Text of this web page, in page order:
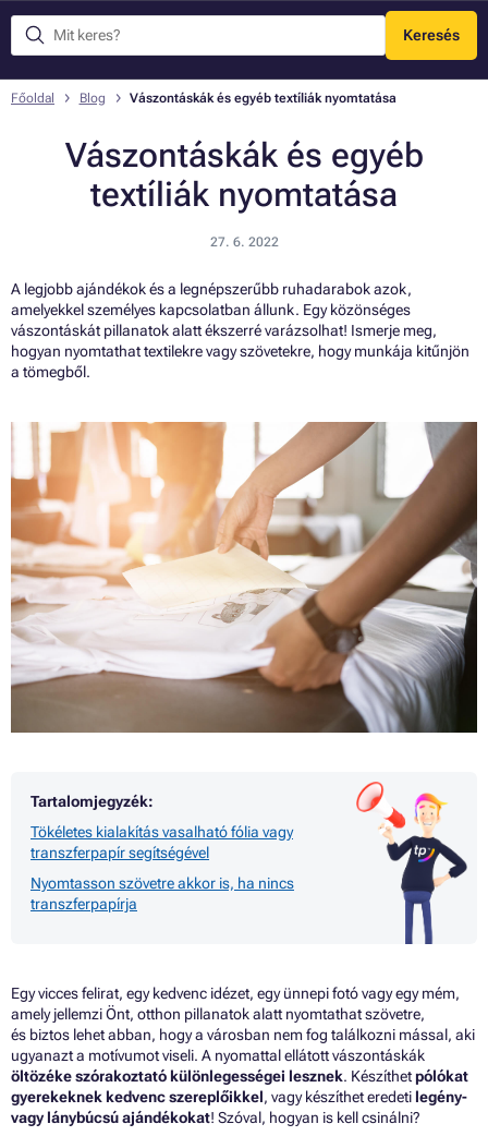
Keresés
Menü
Főoldal Blog Vászontáskák és egyéb textíliák nyomtatása
Vászontáskák és egyéb
textíliák nyomtatása
27. 6. 2022
A legjobb ajándékok és a legnépszerűbb ruhadarabok azok,
amelyekkel személyes kapcsolatban állunk. Egy közönséges
vászontáskát pillanatok alatt ékszerré varázsolhat! Ismerje meg,
hogyan nyomtathat textilekre vagy szövetekre, hogy munkája kitűnjön
a tömegből.
Tartalomjegyzék:
Tökéletes kialakítás vasalható fólia vagy
transzferpapír segítségével
Nyomtasson szövetre akkor is, ha nincs
transzferpapírja
Egy vicces felirat, egy kedvenc idézet, egy ünnepi fotó vagy egy mém,
amely jellemzi Önt, otthon pillanatok alatt nyomtathat szövetre,
és biztos lehet abban, hogy a városban nem fog találkozni mással, aki
ugyanazt a motívumot viseli. A nyomattal ellátott vászontáskák
öltözéke szórakoztató különlegességei lesznek. Készíthetpólókat
gyerekeknek kedvencszereplőikkel, vagy készíthet eredeti legény-
vagy lánybúcsú ajándékokat! Szóval, hogyan is kell csinálni?